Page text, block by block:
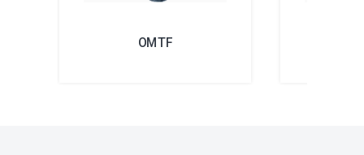
OMTF